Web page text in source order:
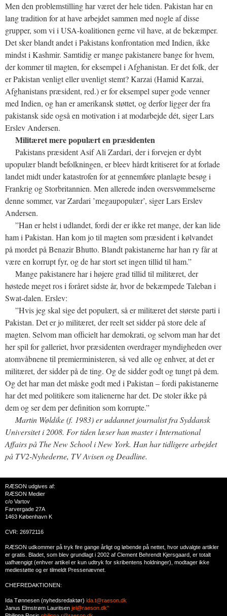
Men den problemstilling har været der hele tiden. Pakistan har en
lang tradition for at have arbejdet sammen med nogle af disse
grupper, som vi i USA-koalitionen gerne vil have, at de bekæmper.
Det sker blandt andet i Pakistans konfrontation med Indien, ikke
mindst i Kashmir. Samtidig er mange pakistanere bange for hvem,
der kommer til magten, for eksempel i Afghanistan. Er det folk, der
er Pakistan venligt eller uvenligt stemt? Karzai (Hamid Karzai,
Afghanistans præsident, red.) er for eksempel super gode venner
med Indien, og han er amerikansk støttet, og derfor ligger der fra
pakistansk side også en motivation i at modarbejde dét, siger Lars
Erslev Andersen.
Militæret mere populært en præsidenten
Pakistans præsident Asif Ali Zardari, der i forvejen er dybt
upopulær blandt befolkningen, er bleev hårdt kritiseret for at forlade
landet midt under katastrofen for at gennemføre planlagte besøg i
Frankrig og Storbritannien. Men allerede inden oversvømmelserne
denne sommer, var Zardari ’megaupopulær’, siger Lars Erslev
Andersen.
”Han er helst i udlandet, fordi der er ikke ret mange, der kan lide
ham i Pakistan. Han kom jo til magten som præsident i kølvandet
på mordet på Benazir Bhutto. Blandt pakistanerne har han ry får at
være en korrupt fyr, og de har stort set ingen tillid til ham.”
Mange pakistanere har i højere grad tillid til militæret, der
høstede meget ros i foråret sidste år, hvor de bekæmpede Taleban i
Swat-dalen. Erslev:
”Hvis jeg skal sige det populært, så er militæret det største parti i
Pakistan. Det er jo militæret, der reelt set sidder på store dele af
magten. Selvom man officielt har demokrati, og selvom man har det
her spil for galleriet, hvor præsidenten overdrager myndigheden over
atomvåbnene til premierministeren, så ved alle og enhver, at det er
militæret, der sidder på de ting. Og de sidder godt og tungt på dem.
Og det har man det måske godt med i Pakistan – fordi pakistanerne
har det med politikere som italienerne har det. De stoler ikke på
dem og ser dem per definition som korrupte.”
Martin Wøldike (f. 1983) er uddannet journalist fra Syddansk
Universitet i 2008. For tiden læser han master i International
Affairs på The New School i New York. Han har tidligere arbejdet
på TV2-Nyhederne, TV Avisen og Deadline.
RÆSON udgives af:
RÆSON Medier
c/o Vartov
Farvergade 27A
1463 København K
CVR: 26972116
RÆSON udkommer på tryk fire gange årligt og løbende på nettet, hvor udvalgte artikler
er gratis. Bladet, som blev grundlagt i 2002 af Clement Behrendt Kjersgaard, er totalt
uafhængigt (enhver artikel er kun udtryk for skribentens holdninger), modtager ikke
mediestøtte og er tilmeldt Pressenævnet.
CHEFREDAKTIONEN:
Ida Tønnesen (nyhedsredaktør) ida.t@raeson.dk
Janus Elmstrøm Lauritsen jel@raeson.dk"